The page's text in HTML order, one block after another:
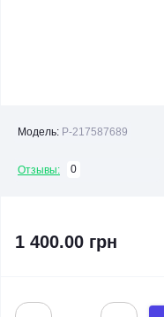
Модель: P-217587689
Отзывы: 0
1 400.00 грн